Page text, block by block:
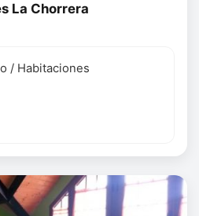
La Chorrera
/ Habitaciones